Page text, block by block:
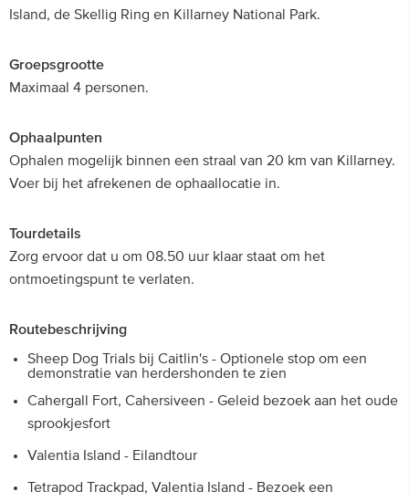
Island, de Skellig Ring en Killarney National Park.
Groepsgrootte
Maximaal 4 personen.
Ophaalpunten
Ophalen mogelijk binnen een straal van 20 km van Killarney.
Voer bij het afrekenen de ophaallocatie in.
Tourdetails
Zorg ervoor dat u om 08.50 uur klaar staat om het
ontmoetingspunt te verlaten.
Routebeschrijving
Sheep Dog Trials bij Caitlin's - Optionele stop om een
demonstratie van herdershonden te zien
Cahergall Fort, Cahersiveen - Geleid bezoek aan het oude
sprookjesfort
Valentia Island - Eilandtour
Tetrapod Trackpad, Valentia Island - Bezoek een